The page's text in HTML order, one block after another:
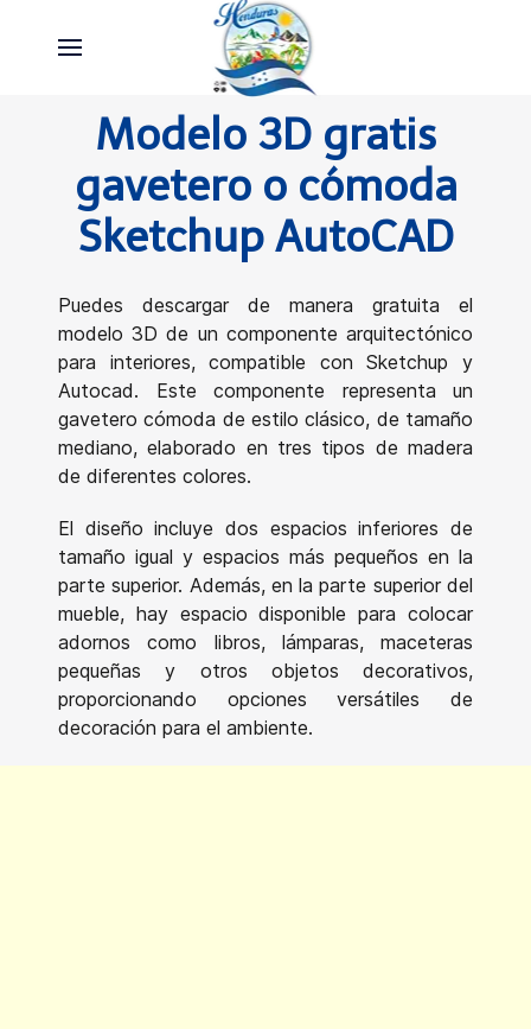
Modelo 3D gratis
gavetero o cómoda
Sketchup AutoCAD
Puedes descargar de manera gratuita el
modelo 3D de un componente arquitectónico
para interiores, compatible con Sketchup y
Autocad. Este componente representa un
gavetero cómoda de estilo clásico, de tamaño
mediano, elaborado en tres tipos de madera
de diferentes colores.
El diseño incluye dos espacios inferiores de
tamaño igual y espacios más pequeños en la
parte superior. Además, en la parte superior del
mueble, hay espacio disponible para colocar
adornos como libros, lámparas, maceteras
pequeñas y otros objetos decorativos,
proporcionando opciones versátiles de
decoración para el ambiente.